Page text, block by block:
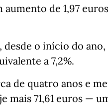
aumento de 1,97
desde o início do
a 7,2%.
de quatro anos e
mais 71,61 euros —